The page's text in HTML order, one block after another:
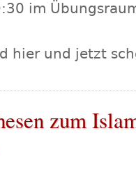
im
hier und jetzt
zum